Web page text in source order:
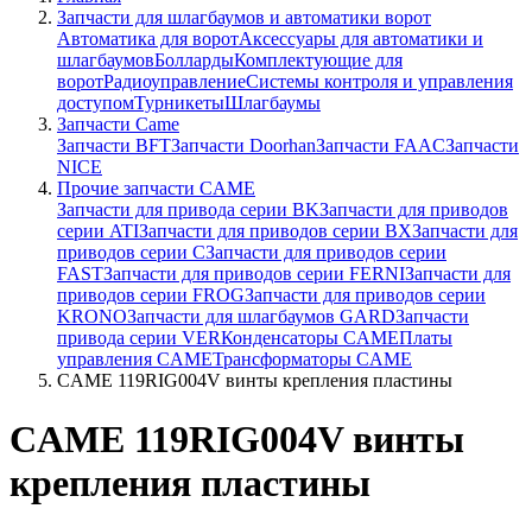
Запчасти для шлагбаумов и автоматики ворот
Автоматика для воротАксессуары для автоматики и
шлагбаумовБоллардыКомплектующие для
воротРадиоуправлениеСистемы контроля и управления
доступомТурникетыШлагбаумы
Запчасти Came
Запчасти BFTЗапчасти DoorhanЗапчасти FAACЗапчасти
NICE
Прочие запчасти CAME
Запчасти для привода серии BKЗапчасти для приводов
серии ATIЗапчасти для приводов серии BXЗапчасти для
приводов серии CЗапчасти для приводов серии
FASTЗапчасти для приводов серии FERNIЗапчасти для
приводов серии FROGЗапчасти для приводов серии
KRONOЗапчасти для шлагбаумов GARDЗапчасти
привода серии VERКонденсаторы CAMEПлаты
управления CAMEТрансформаторы CAME
CAME 119RIG004V винты крепления пластины
CAME 119RIG004V винты
крепления пластины